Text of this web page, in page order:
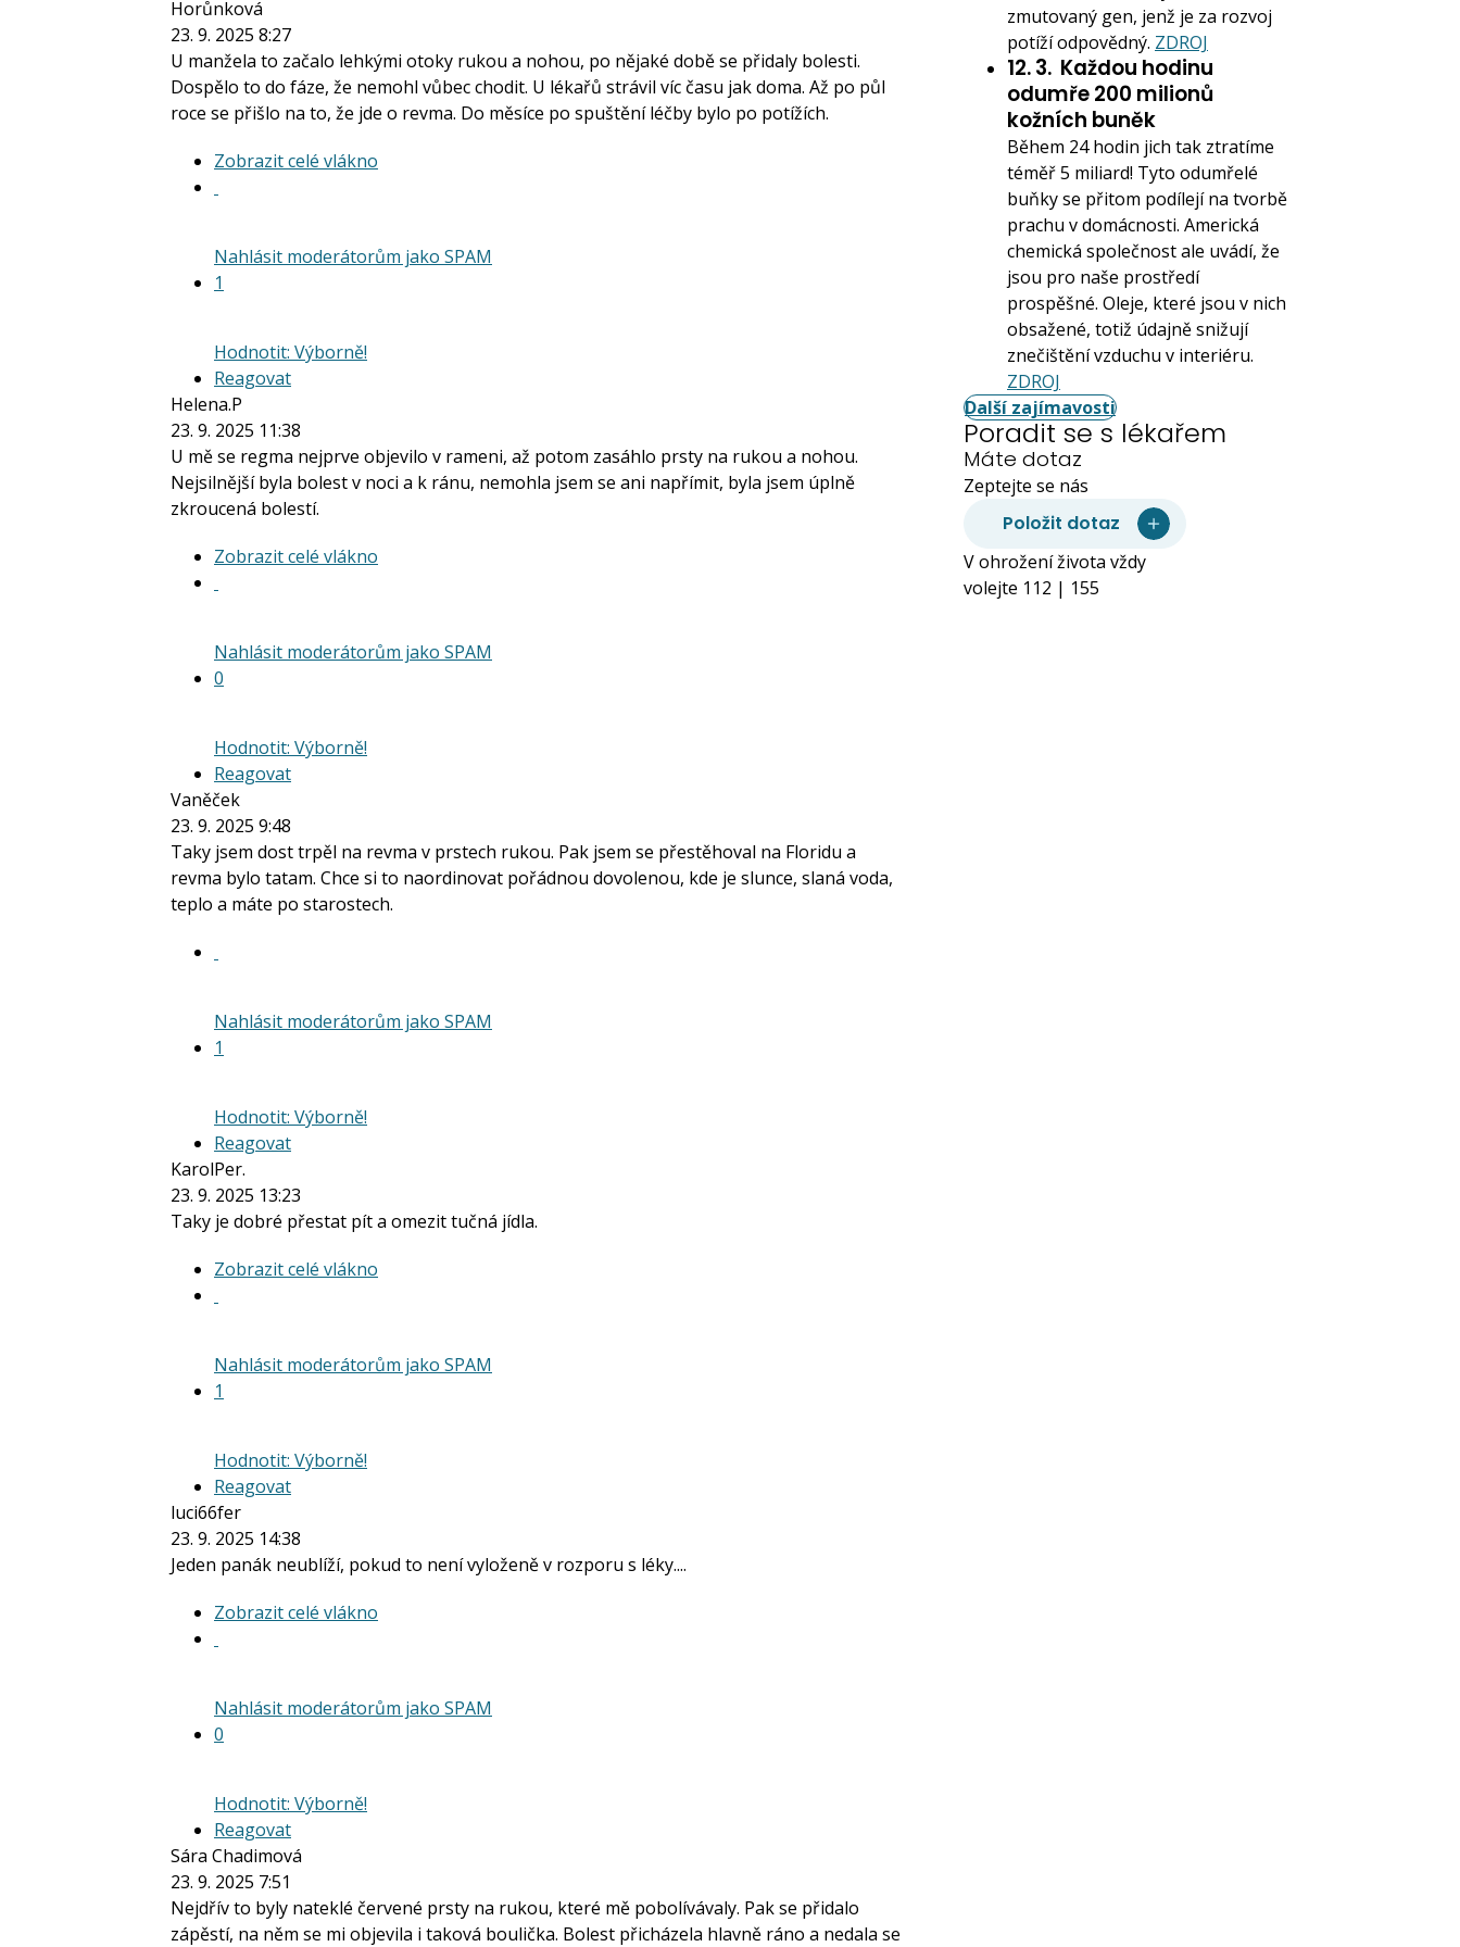
Horůnková
23. 9. 2025 8:27
U manžela to začalo lehkými otoky rukou a nohou, po nějaké době se přidaly bolesti.
Dospělo to do fáze, že nemohl vůbec chodit. U lékařů strávil víc času jak doma. Až po půl
roce se přišlo na to, že jde o revma. Do měsíce po spuštění léčby bylo po potížích.
Zobrazit celé vlákno
Nahlásit moderátorům jako SPAM
1
Hodnotit: Výborně!
Reagovat
Helena.P
23. 9. 2025 11:38
U mě se regma nejprve objevilo v rameni, až potom zasáhlo prsty na rukou a nohou.
Nejsilnější byla bolest v noci a k ránu, nemohla jsem se ani napřímit, byla jsem úplně
zkroucená bolestí.
Zobrazit celé vlákno
Nahlásit moderátorům jako SPAM
0
Hodnotit: Výborně!
Reagovat
Vaněček
23. 9. 2025 9:48
Taky jsem dost trpěl na revma v prstech rukou. Pak jsem se přestěhoval na Floridu a
revma bylo tatam. Chce si to naordinovat pořádnou dovolenou, kde je slunce, slaná voda,
teplo a máte po starostech.
Nahlásit moderátorům jako SPAM
1
Hodnotit: Výborně!
Reagovat
KarolPer.
23. 9. 2025 13:23
Taky je dobré přestat pít a omezit tučná jídla.
Zobrazit celé vlákno
Nahlásit moderátorům jako SPAM
1
Hodnotit: Výborně!
Reagovat
luci66fer
23. 9. 2025 14:38
Jeden panák neublíží, pokud to není vyloženě v rozporu s léky....
Zobrazit celé vlákno
Nahlásit moderátorům jako SPAM
0
Hodnotit: Výborně!
Reagovat
Sára Chadimová
23. 9. 2025 7:51
Nejdřív to byly nateklé červené prsty na rukou, které mě pobolívávaly. Pak se přidalo
zápěstí, na něm se mi objevila i taková boulička. Bolest přicházela hlavně ráno a nedala se
zmutovaný gen, jenž je za rozvoj
potíží odpovědný. ZDROJ
12. 3. Každou hodinu
odumře 200 milionů
kožních buněk
Během 24 hodin jich tak ztratíme
téměř 5 miliard! Tyto odumřelé
buňky se přitom podílejí na tvorbě
prachu v domácnosti. Americká
chemická společnost ale uvádí, že
jsou pro naše prostředí
prospěšné. Oleje, které jsou v nich
obsažené, totiž údajně snižují
znečištění vzduchu v interiéru.
ZDROJ
Další zajímavosti
Poradit se s lékařem
Máte dotaz
Zeptejte se nás
Položit dotaz
V ohrožení života vždy
volejte 112 | 155